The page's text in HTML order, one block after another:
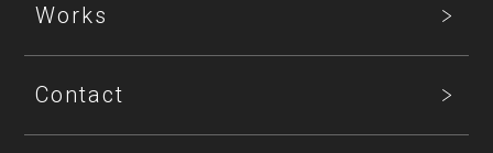
Works
Contact